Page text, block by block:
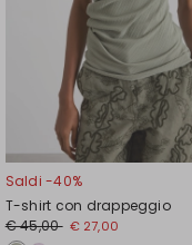
Saldi -40%
T-shirt con drappeggio
€ 45,00 € 27,00